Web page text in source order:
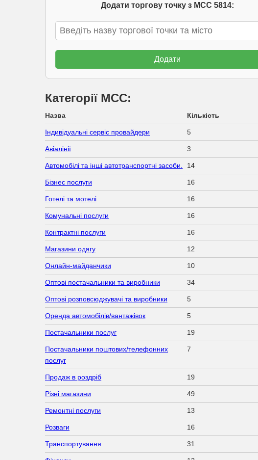
Додати торгову точку з МСС 5814:
Категорії МСС:
Назва Кількість
Індивідуальні сервіс провайдери 5
Авіалінії 3
Автомобілі та інші автотранспортні засоби. 14
Бізнес послуги 16
Готелі та мотелі 16
Комунальні послуги 16
Контрактні послуги 16
Магазини одягу 12
Онлайн-майданчики 10
Оптові постачальники та виробники 34
Оптові розповсюджувачі та виробники 5
Оренда автомобілів/вантажівок 5
Постачальники послуг 19
Постачальники поштових/телефонних
послуг
7
Продаж в роздріб 19
Різні магазини 49
Ремонтні послуги 13
Розваги 16
Транспортування 31